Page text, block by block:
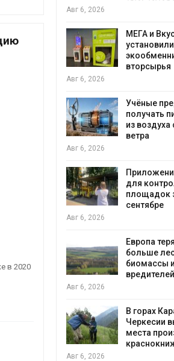
в 2020
мусорных
Авг 6, 2026
МЕГА и
установили
вторсырья
Авг 6, 2026
Учёные
получать
из
ветра
Авг 6, 2026
для
площадок
сентябре
Авг 6, 2026
Европа
больше
биомассы
Авг 6, 2026
В горах
Черкесии
места
Авг 6, 2026